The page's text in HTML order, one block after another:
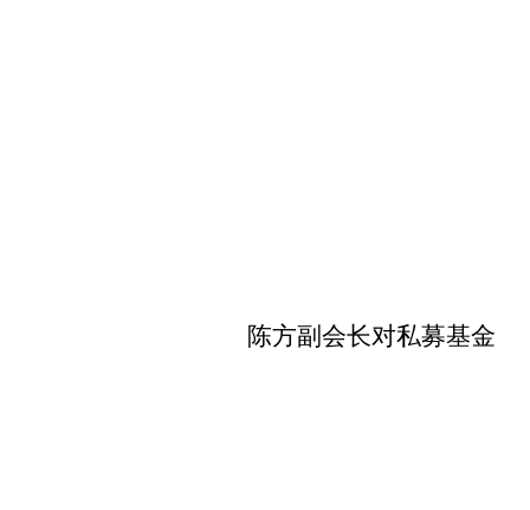
陈方副会长对私募基金